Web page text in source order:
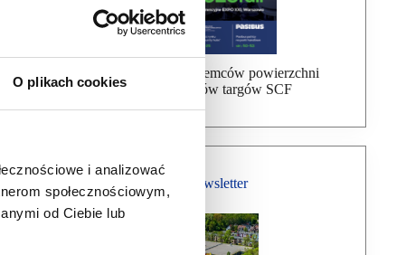
O plikach cookies
i analizować
społecznościowym,
od Ciebie lub
Bezpłatna wysyłka dla najemców powierzchni
handlowej, uczestników targów SCF
Bezpłatny Newsletter